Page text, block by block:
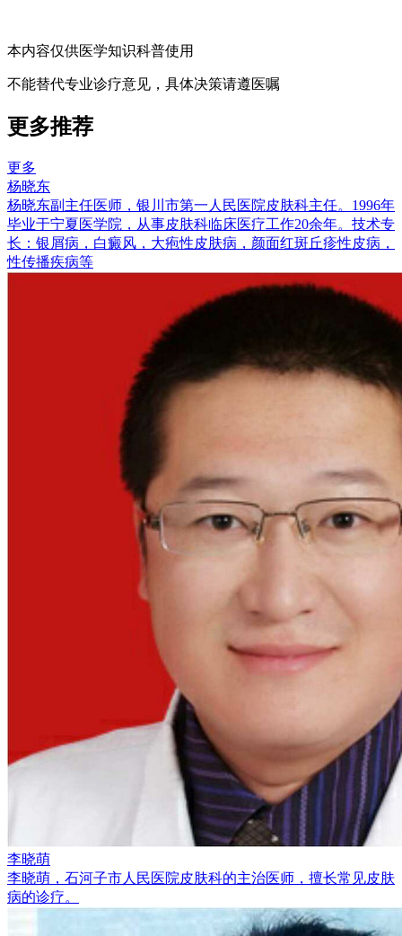
本内容仅供医学知识科普使用
不能替代专业诊疗意见，具体决策请遵医嘱
更多推荐
更多
杨晓东
杨晓东副主任医师，银川市第一人民医院皮肤科主任。1996年
毕业于宁夏医学院，从事皮肤科临床医疗工作20余年。技术专
长：银屑病，白癜风，大疱性皮肤病，颜面红斑丘疹性皮病，
性传播疾病等
李晓萌
李晓萌，石河子市人民医院皮肤科的主治医师，擅长常见皮肤
病的诊疗。